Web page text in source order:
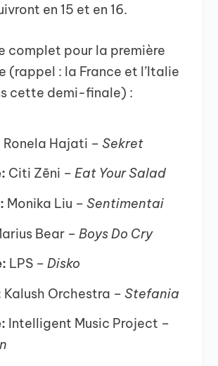
en 15 et en 16.
complet pour la première
(rappel : la France et l’Italie
cette demi-finale) :
Ronela Hajati – Sekret
Citi Zēni – Eat Your Salad
Monika Liu – Sentimentai
Bear – Boys Do Cry
LPS – Disko
Kalush Orchestra – Stefania
Intelligent Music Project –